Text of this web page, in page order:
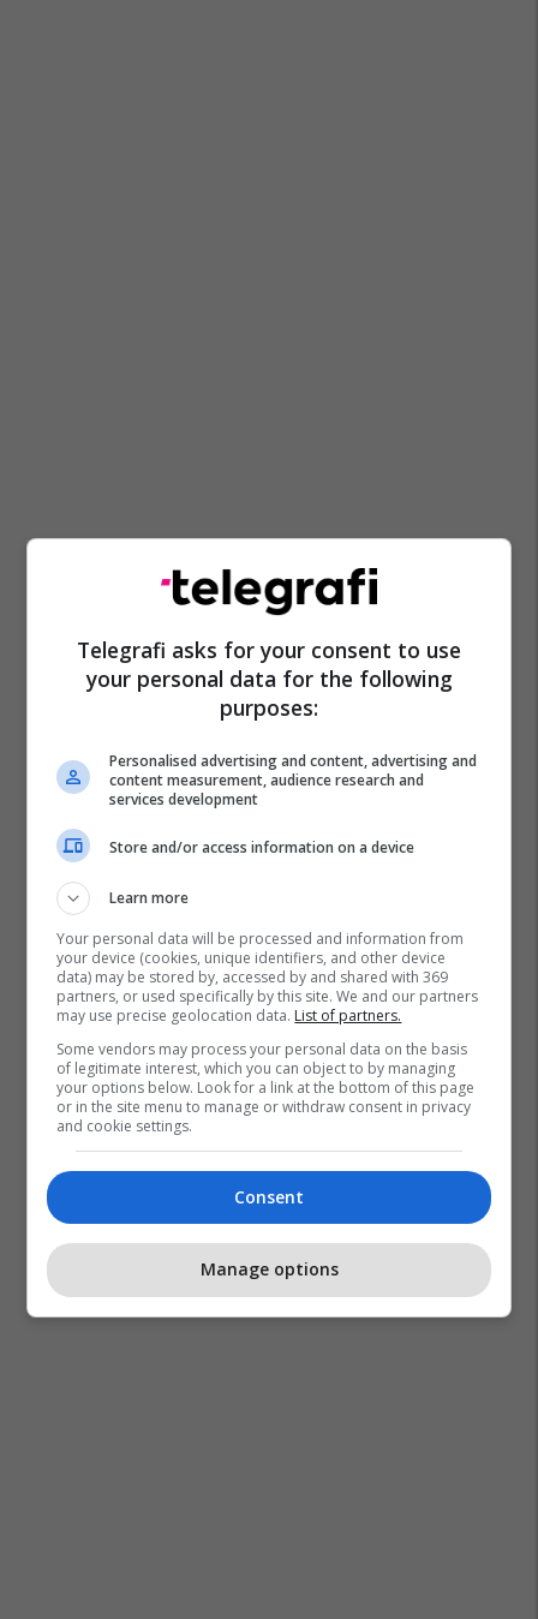
Telegrafi asks for your consent to use
your personal data for the following
purposes:
Personalised advertising and content, advertising and
content measurement, audience research and
services development
Store and/or access information on a device
Learn more
Your personal data will be processed and information from
your device (cookies, unique identifiers, and other device
data) may be stored by, accessed by and shared with 369
partners, or used specifically by this site. We and our partners
may use precise geolocation data. List of partners.
Some vendors may process your personal data on the basis
of legitimate interest, which you can object to by managing
your options below. Look for a link at the bottom of this page
or in the site menu to manage or withdraw consent in privacy
and cookie settings.
Consent
Manage options